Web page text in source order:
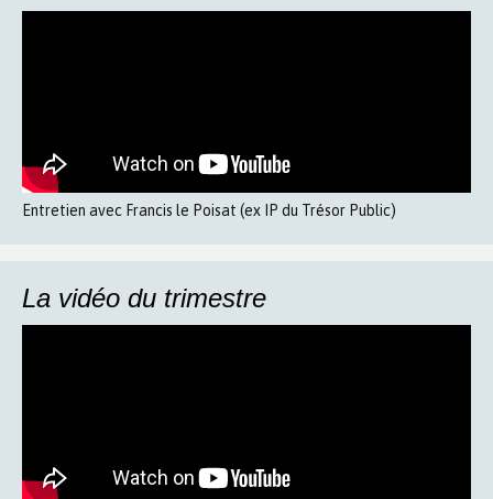
Entretien avec Francis le Poisat (ex IP du Trésor Public)
La vidéo du trimestre